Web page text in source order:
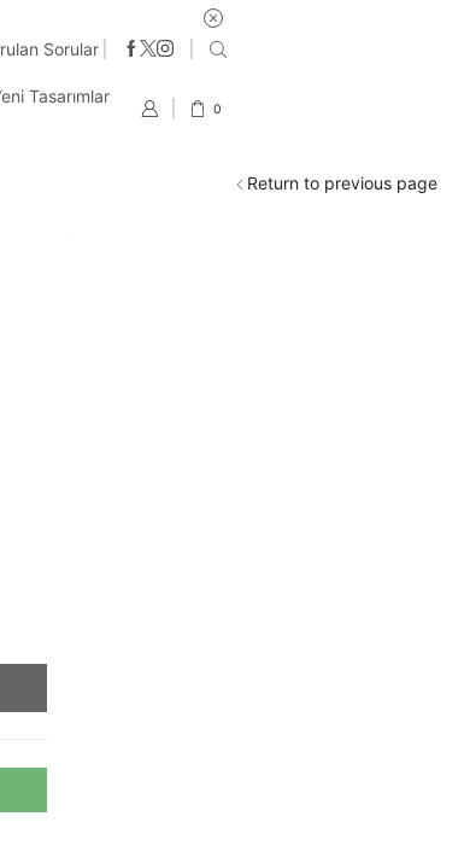
250 TL ve üzeri tüm alışverişlerde
Sorular
Tasarımlar
0
Return to previous page